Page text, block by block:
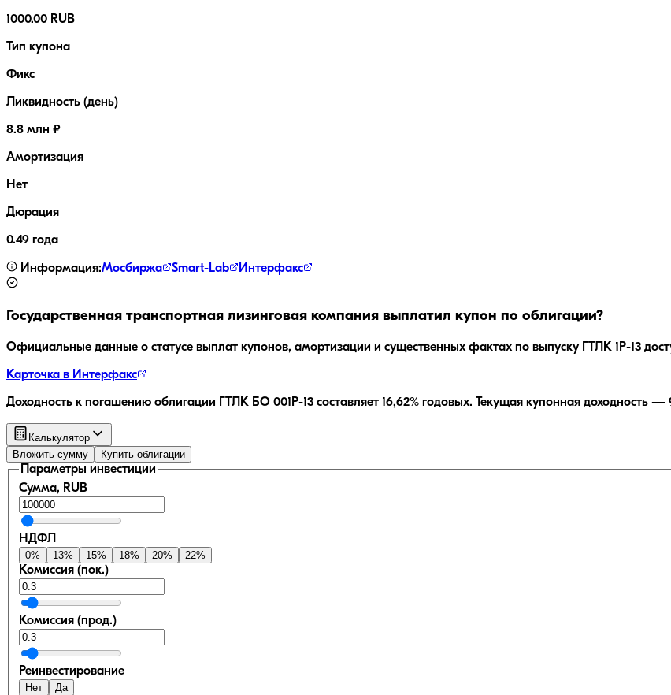
1000.00 RUB
Тип купона
Фикс
Ликвидность (день)
8.8 млн ₽
Амортизация
Нет
Дюрация
0.49 года
Информация:Мосбиржа Smart-Lab Интерфакс
Государственная транспортная лизинговая компания выплатил купон по облигации?
Официальные данные о статусе выплат купонов, амортизации и существенных фактах по выпуску ГТЛК 1P-13
Карточка в Интерфакс
Доходность к погашению облигации ГТЛК БО 001P-13 составляет 16,62% годовых. Текущая купонная доходность —
Калькулятор
Вложить сумму
Купить облигации
Параметры инвестиции
Сумма, RUB
НДФЛ
0% 13% 15% 18% 20% 22%
Комиссия (пок.)
Комиссия (прод.)
Реинвестирование
Нет Да